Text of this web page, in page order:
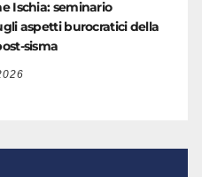
Ischia: seminario
aspetti burocratici della
sisma